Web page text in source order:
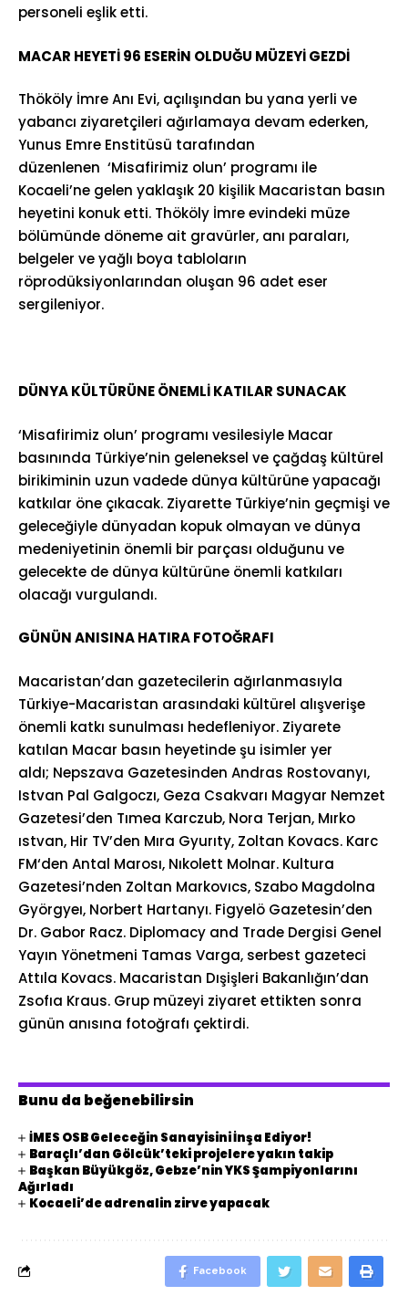
personeli eşlik etti.
MACAR HEYETİ 96 ESERİN OLDUĞU MÜZEYİ GEZDİ
Thököly İmre Anı Evi, açılışından bu yana yerli ve
yabancı ziyaretçileri ağırlamaya devam ederken,
Yunus Emre Enstitüsü tarafından
düzenlenen ‘Misafirimiz olun’ programı ile
Kocaeli’ne gelen yaklaşık 20 kişilik Macaristan basın
heyetini konuk etti. Thököly İmre evindeki müze
bölümünde döneme ait gravürler, anı paraları,
belgeler ve yağlı boya tabloların
röprodüksiyonlarından oluşan 96 adet eser
sergileniyor.
DÜNYA KÜLTÜRÜNE ÖNEMLİ KATILAR SUNACAK
‘Misafirimiz olun’ programı vesilesiyle Macar
basınında Türkiye’nin geleneksel ve çağdaş kültürel
birikiminin uzun vadede dünya kültürüne yapacağı
katkılar öne çıkacak. Ziyarette Türkiye’nin geçmişi ve
geleceğiyle dünyadan kopuk olmayan ve dünya
medeniyetinin önemli bir parçası olduğunu ve
gelecekte de dünya kültürüne önemli katkıları
olacağı vurgulandı.
GÜNÜN ANISINA HATIRA FOTOĞRAFI
Macaristan’dan gazetecilerin ağırlanmasıyla
Türkiye-Macaristan arasındaki kültürel alışverişe
önemli katkı sunulması hedefleniyor. Ziyarete
katılan Macar basın heyetinde şu isimler yer
aldı; Nepszava Gazetesinden Andras Rostovanyı,
Istvan Pal Galgoczı, Geza Csakvarı Magyar Nemzet
Gazetesi’den Tımea Karczub, Nora Terjan, Mırko
ıstvan, Hir TV’den Mıra Gyurıty, Zoltan Kovacs. Karc
FM‘den Antal Marosı, Nıkolett Molnar. Kultura
Gazetesi’nden Zoltan Markovıcs, Szabo Magdolna
Györgyeı, Norbert Hartanyı. Figyelö Gazetesin’den
Dr. Gabor Racz. Diplomacy and Trade Dergisi Genel
Yayın Yönetmeni Tamas Varga, serbest gazeteci
Attıla Kovacs. Macaristan Dışişleri Bakanlığın’dan
Zsofıa Kraus. Grup müzeyi ziyaret ettikten sonra
günün anısına fotoğrafı çektirdi.
Bunu da beğenebilirsin
İMES OSB Geleceğin Sanayisini İnşa Ediyor!
Baraçlı’dan Gölcük’teki projelere yakın takip
Başkan Büyükgöz, Gebze’nin YKS Şampiyonlarını
Ağırladı
Kocaeli’de adrenalin zirve yapacak
Facebook